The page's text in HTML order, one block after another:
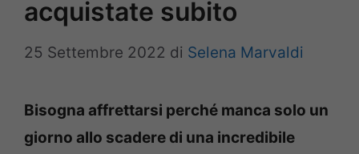
acquistate subito
25 Settembre 2022 di Selena Marvaldi
Bisogna affrettarsi perché manca solo un
giorno allo scadere di una incredibile